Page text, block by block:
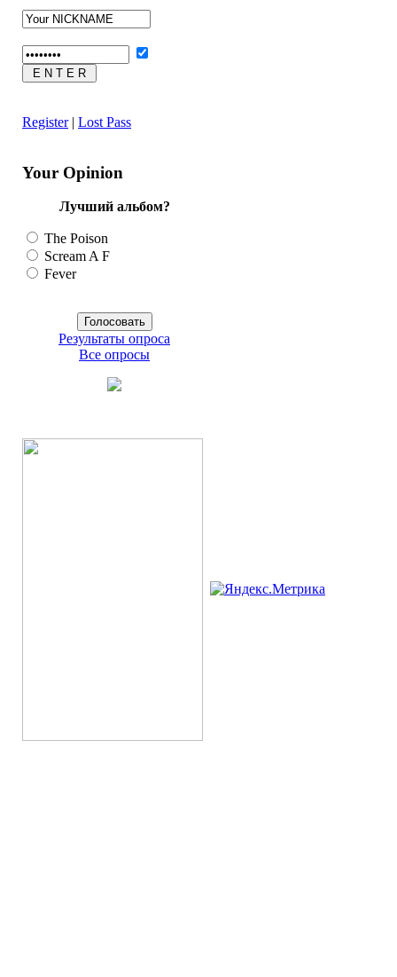
Register| Lost Pass
Your Opinion
Лучший альбом?
The Poison
Scream A F
Fever
Результаты опроса
Все опросы